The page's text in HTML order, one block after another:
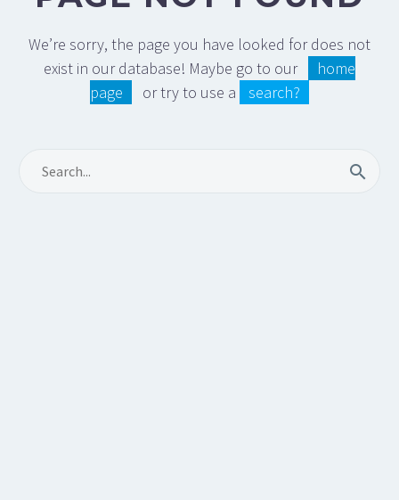
We’re sorry, the page you have looked for does not
exist in our database! Maybe go to our
home
page
or try to use a search?